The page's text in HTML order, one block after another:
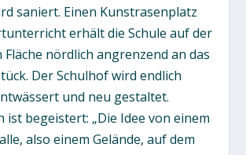
saniert. Einen Kunstrasenplatz
erhält die Schule auf der
nördlich angrenzend an das
Der Schulhof wird endlich
und neu gestaltet.
ist begeistert: „Die Idee von einem
also einem Gelände, auf dem